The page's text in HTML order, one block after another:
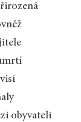
obyvateli